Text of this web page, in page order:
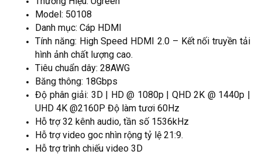
Model: 50108
Danh mục: Cáp HDMI
Tính năng: High Speed HDMI 2.0 – Kết nối truyền tải
hình ảnh chất lượng cao.
Tiêu chuẩn dây: 28AWG
Băng thông: 18Gbps
Độ phân giải: 3D | HD @ 1080p | QHD 2K @ 1440p |
UHD 4K @2160P Độ làm tươi 60Hz
Hỗ trợ 32 kênh audio, tần số 1536kHz
Hỗ trợ video goc nhìn rộng tỷ lệ 21:9.
Hỗ trợ trình chiếu video 3D